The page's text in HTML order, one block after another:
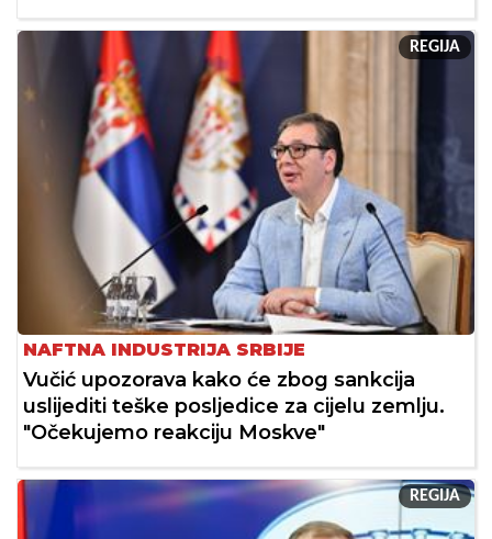
REGIJA
NAFTNA INDUSTRIJA SRBIJE
Vučić upozorava kako će zbog sankcija
uslijediti teške posljedice za cijelu zemlju.
"Očekujemo reakciju Moskve"
REGIJA